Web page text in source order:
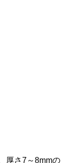
厚さ7～8mmの